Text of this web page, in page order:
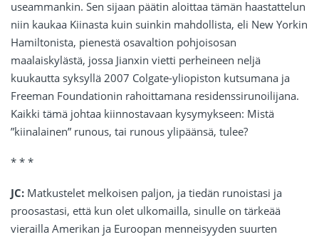
useammankin. Sen sijaan päätin aloittaa tämän haastattelun
niin kaukaa Kiinasta kuin suinkin mahdollista, eli New Yorkin
Hamiltonista, pienestä osavaltion pohjoisosan
maalaiskylästä, jossa Jianxin vietti perheineen neljä
kuukautta syksyllä 2007 Colgate-yliopiston kutsumana ja
Freeman Foundationin rahoittamana residenssirunoilijana.
Kaikki tämä johtaa kiinnostavaan kysymykseen: Mistä
”kiinalainen” runous, tai runous ylipäänsä, tulee?
* * *
JC: Matkustelet melkoisen paljon, ja tiedän runoistasi ja
proosastasi, että kun olet ulkomailla, sinulle on tärkeää
vierailla Amerikan ja Euroopan menneisyyden suurten